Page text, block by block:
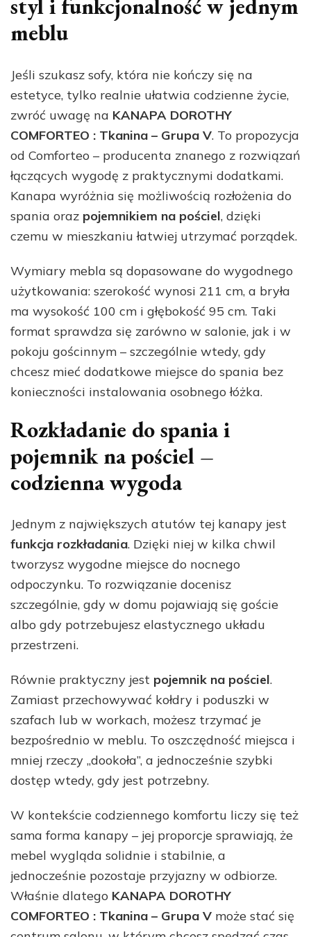
styl i funkcjonalność w jednym
meblu
Jeśli szukasz sofy, która nie kończy się na
estetyce, tylko realnie ułatwia codzienne życie,
zwróć uwagę na KANAPA DOROTHY
COMFORTEO : Tkanina – Grupa V. To propozycja
od Comforteo – producenta znanego z rozwiązań
łączących wygodę z praktycznymi dodatkami.
Kanapa wyróżnia się możliwością rozłożenia do
spania oraz pojemnikiem na pościel, dzięki
czemu w mieszkaniu łatwiej utrzymać porządek.
Wymiary mebla są dopasowane do wygodnego
użytkowania: szerokość wynosi 211 cm, a bryła
ma wysokość 100 cm i głębokość 95 cm. Taki
format sprawdza się zarówno w salonie, jak i w
pokoju gościnnym – szczególnie wtedy, gdy
chcesz mieć dodatkowe miejsce do spania bez
konieczności instalowania osobnego łóżka.
Rozkładanie do spania i
pojemnik na pościel –
codzienna wygoda
Jednym z największych atutów tej kanapy jest
funkcja rozkładania. Dzięki niej w kilka chwil
tworzysz wygodne miejsce do nocnego
odpoczynku. To rozwiązanie docenisz
szczególnie, gdy w domu pojawiają się goście
albo gdy potrzebujesz elastycznego układu
przestrzeni.
Równie praktyczny jest pojemnik na pościel.
Zamiast przechowywać kołdry i poduszki w
szafach lub w workach, możesz trzymać je
bezpośrednio w meblu. To oszczędność miejsca i
mniej rzeczy „dookoła”, a jednocześnie szybki
dostęp wtedy, gdy jest potrzebny.
W kontekście codziennego komfortu liczy się też
sama forma kanapy – jej proporcje sprawiają, że
mebel wygląda solidnie i stabilnie, a
jednocześnie pozostaje przyjazny w odbiorze.
Właśnie dlatego KANAPA DOROTHY
COMFORTEO : Tkanina – Grupa V może stać się